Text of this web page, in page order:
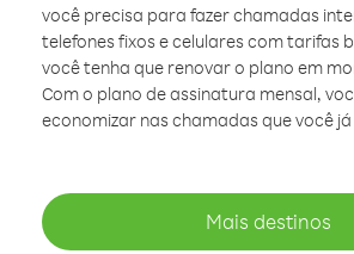
você precisa para fazer chamadas
telefones fixos e celulares com tarifas
você tenha que renovar o plano em
Com o plano de assinatura mensal,
economizar nas chamadas que você
Mais destinos